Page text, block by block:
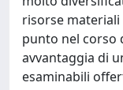
risorse
punto nel corso
avvantaggia di
esaminabili